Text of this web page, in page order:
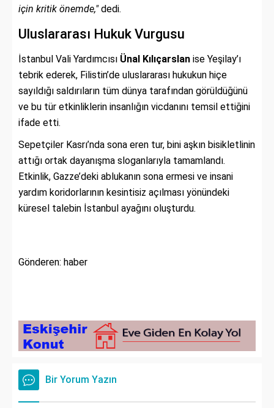
için kritik önemde,"dedi.
Uluslararası Hukuk Vurgusu
İstanbul Vali Yardımcısı Ünal Kılıçarslan ise Yeşilay’ı
tebrik ederek, Filistin’de uluslararası hukukun hiçe
sayıldığı saldırıların tüm dünya tarafından görüldüğünü
ve bu tür etkinliklerin insanlığın vicdanını temsil ettiğini
ifade etti.
Sepetçiler Kasrı’nda sona eren tur, bini aşkın bisikletlinin
attığı ortak dayanışma sloganlarıyla tamamlandı.
Etkinlik, Gazze’deki ablukanın sona ermesi ve insani
yardım koridorlarının kesintisiz açılması yönündeki
küresel talebin İstanbul ayağını oluşturdu.
Gönderen: haber
Bir Yorum Yazın